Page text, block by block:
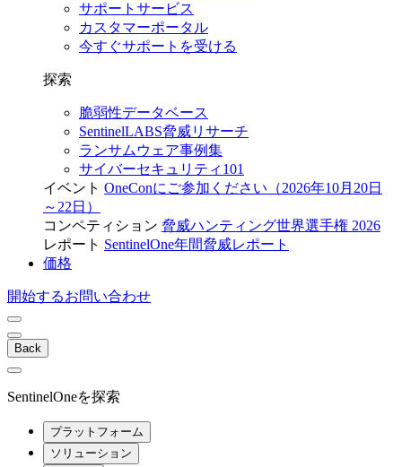
サポートサービス
カスタマーポータル
今すぐサポートを受ける
探索
脆弱性データベース
SentinelLABS脅威リサーチ
ランサムウェア事例集
サイバーセキュリティ101
イベント OneConにご参加ください（2026年10月20日
～22日）
コンペティション 脅威ハンティング世界選手権 2026
レポート SentinelOne年間脅威レポート
価格
開始するお問い合わせ
Back
SentinelOneを探索
プラットフォーム
ソリューション